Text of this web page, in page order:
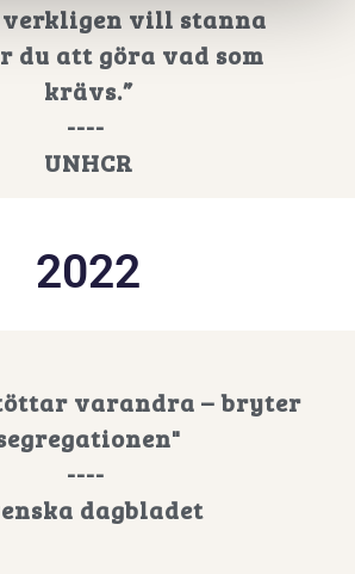
verkligen vill stanna
du att göra vad som
krävs.”
----
UNHCR
2022
varandra – bryter
----
dagbladet